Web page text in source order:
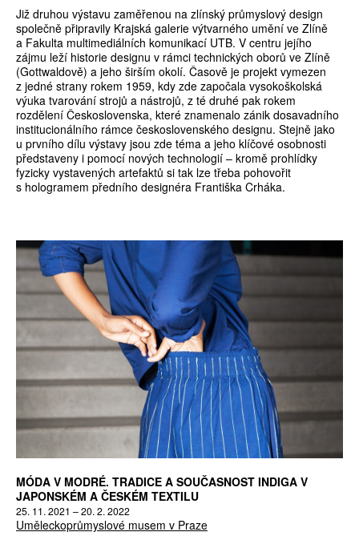
Již druhou výstavu zaměřenou na zlínský průmyslový design
společně připravily Krajská galerie výtvarného umění ve Zlíně
a Fakulta multimediálních komunikací UTB. V centru jejího
zájmu leží historie designu v rámci technických oborů ve Zlíně
(Gottwaldově) a jeho širším okolí. Časově je projekt vymezen
z jedné strany rokem 1959, kdy zde započala vysokoškolská
výuka tvarování strojů a nástrojů, z té druhé pak rokem
rozdělení Československa, které znamenalo zánik dosavadního
institucionálního rámce československého designu. Stejně jako
u prvního dílu výstavy jsou zde téma a jeho klíčové osobnosti
představeny i pomocí nových technologií – kromě prohlídky
fyzicky vystavených artefaktů si tak lze třeba pohovořit
s hologramem předního designéra Františka Crháka.
MÓDA V MODRÉ. TRADICE A SOUČASNOST INDIGA V
JAPONSKÉM A ČESKÉM TEXTILU
25. 11. 2021 – 20. 2. 2022
Uměleckoprůmyslové musem v Praze